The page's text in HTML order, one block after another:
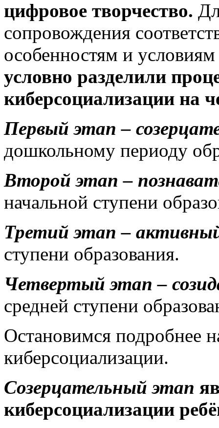
цифровое творчество.
сопровождения
особенностям и
условно разделили
киберсоциализации на
Первый этап –
дошкольному периоду
Второй этап –
начальной ступени
Третий этап –
ступени образования.
Четвертый этап –
средней ступени
Остановимся подробнее
киберсоциализации.
Созерцательный этап
киберсоциализации